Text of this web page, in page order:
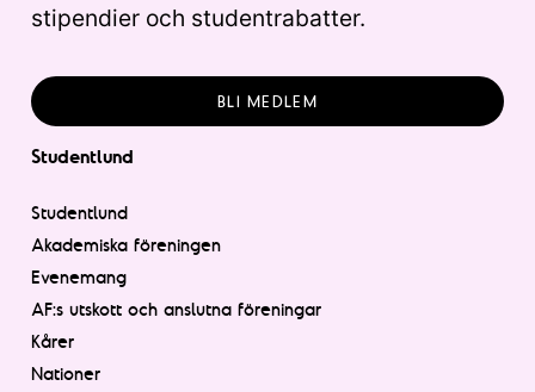
stipendier och studentrabatter.
BLI MEDLEM
Studentlund
Studentlund
Akademiska föreningen
Evenemang
AF:s utskott och anslutna föreningar
Kårer
Nationer